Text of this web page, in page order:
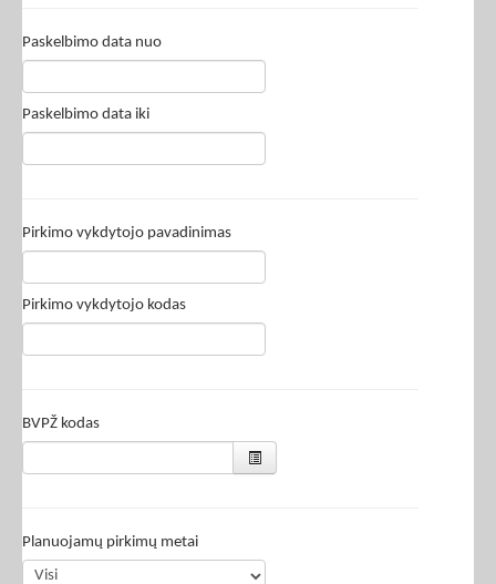
Paskelbimo data nuo
Paskelbimo data iki
Pirkimo vykdytojo pavadinimas
Pirkimo vykdytojo kodas
BVPŽ kodas
Planuojamų pirkimų metai